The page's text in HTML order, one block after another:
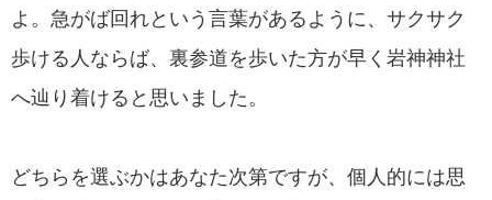
よ。急がば回れという言葉があるように、サクサク
歩ける人ならば、裏参道を歩いた方が早く岩神神社
へ辿り着けると思いました。
どちらを選ぶかはあなた次第ですが、個人的には思